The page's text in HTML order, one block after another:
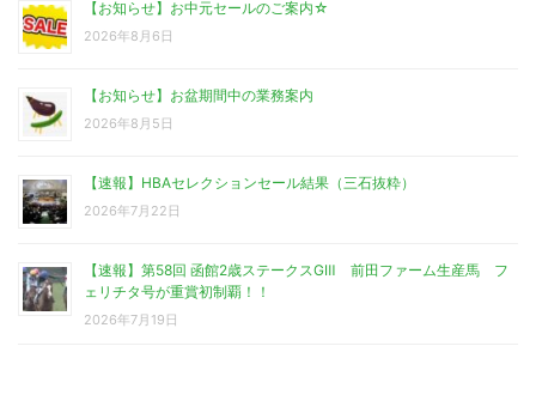
【お知らせ】お中元セールのご案内☆
2026年8月6日
【お知らせ】お盆期間中の業務案内
2026年8月5日
【速報】HBAセレクションセール結果（三石抜粋）
2026年7月22日
【速報】第58回 函館2歳ステークスGⅢ 前田ファーム生産馬 フ
ェリチタ号が重賞初制覇！！
2026年7月19日